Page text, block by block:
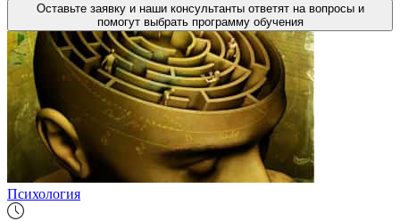
Оставьте заявку и наши консультанты ответят на вопросы и
помогут выбрать программу обучения
Психология